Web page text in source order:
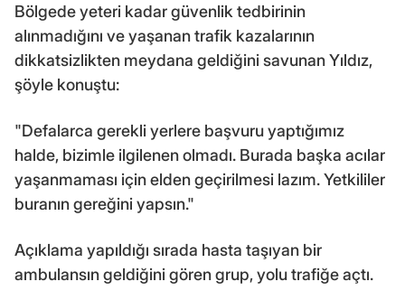
Bölgede yeteri kadar güvenlik tedbirinin
alınmadığını ve yaşanan trafik kazalarının
dikkatsizlikten meydana geldiğini savunan Yıldız,
şöyle konuştu:
"Defalarca gerekli yerlere başvuru yaptığımız
halde, bizimle ilgilenen olmadı. Burada başka acılar
yaşanmaması için elden geçirilmesi lazım. Yetkililer
buranın gereğini yapsın."
Açıklama yapıldığı sırada hasta taşıyan bir
ambulansın geldiğini gören grup, yolu trafiğe açtı.